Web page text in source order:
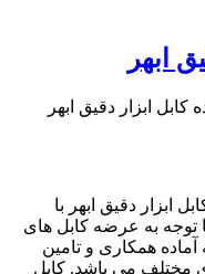
ابهر
ابزار دقیق ابهر
ابزار دقیق ابهر با
توجه به عرضه کابل های
آماده همکاری و تامین
مختلف می باشد. کابل